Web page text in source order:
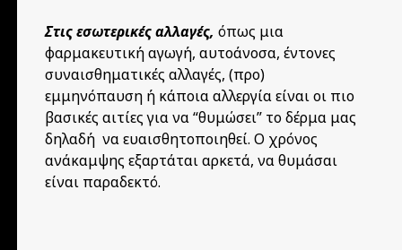
Στις εσωτερικές αλλαγές, όπως μια
φαρμακευτική αγωγή, αυτοάνοσα, έντονες
συναισθηματικές αλλαγές, (προ)
εμμηνόπαυση ή κάποια αλλεργία είναι οι πιο
βασικές αιτίες για να “θυμώσει” το δέρμα μας
δηλαδή να ευαισθητοποιηθεί. Ο χρόνος
ανάκαμψης εξαρτάται αρκετά, να θυμάσαι
είναι παραδεκτό.